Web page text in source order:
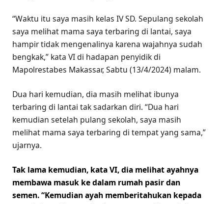
“Waktu itu saya masih kelas IV SD. Sepulang sekolah
saya melihat mama saya terbaring di lantai, saya
hampir tidak mengenalinya karena wajahnya sudah
bengkak,” kata VI di hadapan penyidik di
Mapolrestabes Makassar, Sabtu (13/4/2024) malam.
Dua hari kemudian, dia masih melihat ibunya
terbaring di lantai tak sadarkan diri. “Dua hari
kemudian setelah pulang sekolah, saya masih
melihat mama saya terbaring di tempat yang sama,”
ujarnya.
Tak lama kemudian, kata VI, dia melihat ayahnya
membawa masuk ke dalam rumah pasir dan
semen. “Kemudian ayah memberitahukan kepada